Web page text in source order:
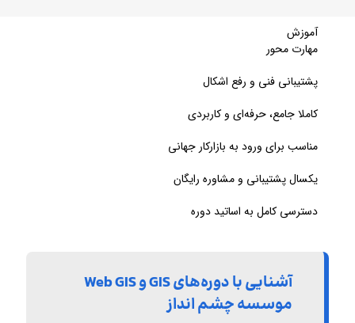
آموزش
مهارت محور
پشتیبانی فنی و رفع اشکال
کاملا جامع، حرفه‌ای و کاربردی
مناسب برای ورود به بازارکار جهانی
یکسال پشتیبانی و مشاوره رایگان
دسترسی کامل به اساتید دوره
آشنایی با دوره‌های GIS و Web GIS
موسسه چشم انداز